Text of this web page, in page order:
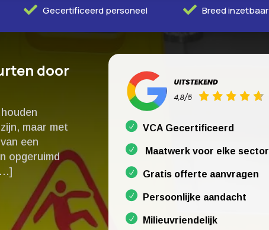
 Gecertificeerd personeel  Breed inzetbaar
door
maar met
een
opgeruimd
VCA Gecertificeerd
Maatwerk voor elke sector
Gratis offerte aanvragen
Persoonlijke aandacht
Milieuvriendelijk